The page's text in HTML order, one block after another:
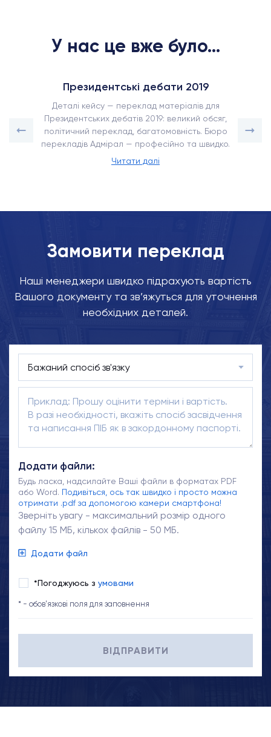
У нас це вже було...
Президентські дебати 2019
Деталі кейсу — переклад матеріалів для
Президентських дебатів 2019: великий обсяг,
політичний переклад, багатомовність. Бюро
перекладів Адмірал — професійно та швидко.
Читати далі
Замовити переклад
Наші менеджери швидко підрахують вартість
Вашого документу та зв’яжуться для уточнення
необхідних деталей.
Додати файли:
Будь ласка, надсилайте Ваші файли в форматах PDF
або Word. Подивіться, ось так швидко і просто можна
отримати .pdf за допомогою камери смартфона!
Зверніть увагу - максимальний розмір одного
файлу 15 МБ, кількох файлів - 50 МБ.
Додати файл
*Погоджуюсь з умовами
* - обов'язкові поля для заповнення
ВІДПРАВИТИ